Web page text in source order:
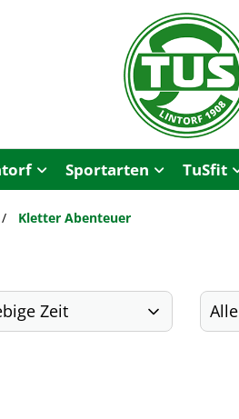
Sportarten TuSfit
Kletter Abenteuer